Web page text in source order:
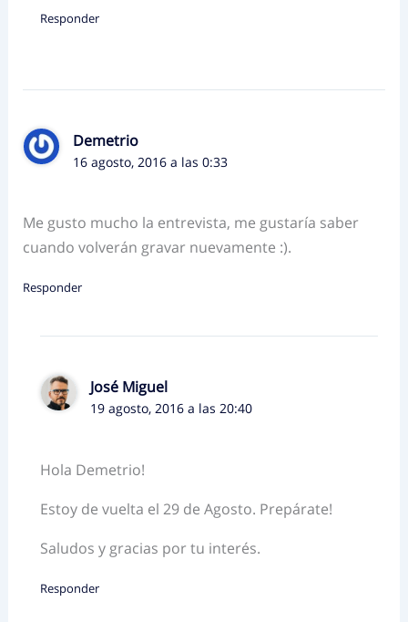
Responder
Demetrio
16 agosto, 2016 a las 0:33
Me gusto mucho la entrevista, me gustaría saber
cuando volverán gravar nuevamente :).
Responder
José Miguel
19 agosto, 2016 a las 20:40
Hola Demetrio!
Estoy de vuelta el 29 de Agosto. Prepárate!
Saludos y gracias por tu interés.
Responder